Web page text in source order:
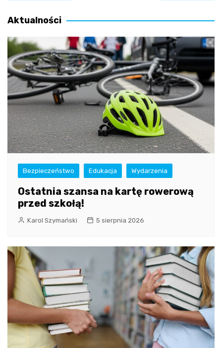
wpisu
Aktualności
Bezpieczeństwo Edukacja Wydarzenia
Ostatnia szansa na kartę rowerową
przed szkołą!
Karol Szymański 5 sierpnia 2026